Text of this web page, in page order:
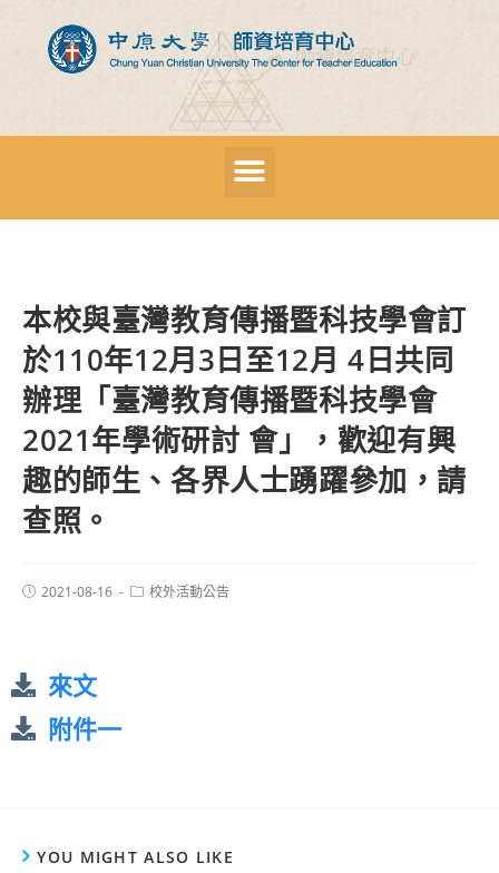
本校與臺灣教育傳播暨科技學會訂
於110年12月3日至12月 4日共同
辦理「臺灣教育傳播暨科技學會
2021年學術研討 會」，歡迎有興
趣的師生、各界人士踴躍參加，請
查照。
2021-08-16 校外活動公告
來文
附件一
YOU MIGHT ALSO LIKE